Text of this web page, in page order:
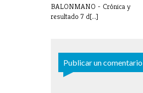
BALONMANO - Crónica y
resultado 7 d[...]
Publicar un comentario